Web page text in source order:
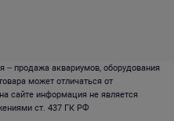
– продажа аквариумов, оборудования
может отличаться от
сайте информация не является
ст. 437 ГК РФ